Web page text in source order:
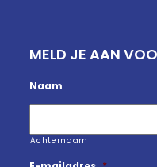
MELD JE AAN
Naam
Achternaam